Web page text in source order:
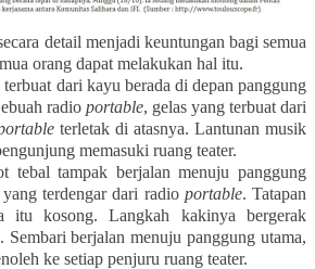
detail menjadi keuntungan bagi semua
orang dapat melakukan hal itu.
dari kayu berada di depan panggung
radio portable, gelas yang terbuat dari
terletak di atasnya. Lantunan musik
memasuki ruang teater.
tebal tampak berjalan menuju panggung
terdengar dari radio portable. Tatapan
itu kosong. Langkah kakinya bergerak
Sembari berjalan menuju panggung utama,
ke setiap penjuru ruang teater.